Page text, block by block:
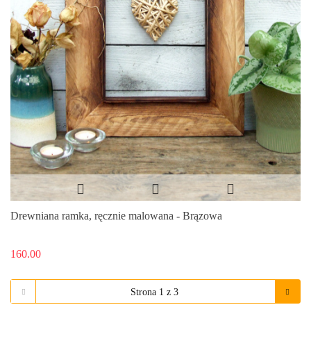
Drewniana ramka, ręcznie malowana - Brązowa
160.00